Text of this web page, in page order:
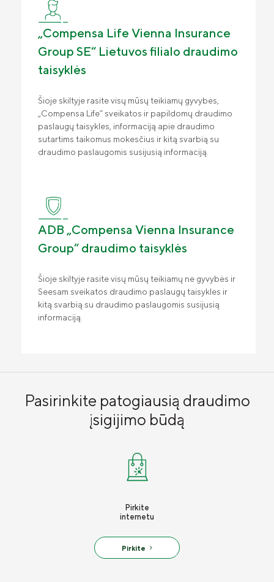
Apsauga nuo politinių ir karinių rizikų
draudėjui
Group“ kontaktai
„Compensa Life Vienna Insurance Group
SE“ Lietuvos filialo kontaktai
Apie mus
Valdyba ir stebėtojų taryba
Draudimo tarpininkų sąrašas
Draudimo taisyklės
Susisiekite
Finansinė informacija
Teisinė informacija
Draudimo taisyklės
Tvarumas
„Compensa Life Vienna Insurance
Group SE“ Lietuvos filialo draudimo
taisyklės
Šioje skiltyje rasite visų mūsų teikiamų gyvybės,
„Compensa Life“ sveikatos ir papildomų draudimo
paslaugų taisykles, informaciją apie draudimo
sutartims taikomus mokesčius ir kitą svarbią su
draudimo paslaugomis susijusią informaciją.
ADB „Compensa Vienna Insurance
Group“ draudimo taisyklės
Šioje skiltyje rasite visų mūsų teikiamų ne gyvybės ir
Seesam sveikatos draudimo paslaugų taisykles ir
kitą svarbią su draudimo paslaugomis susijusią
informaciją.
Pasirinkite patogiausią draudimo
įsigijimo būdą
Pirkite
internetu
Pirkite